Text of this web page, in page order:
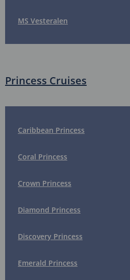
MS Vesteralen
Princess Cruises
Caribbean Princess
Coral Princess
Crown Princess
Diamond Princess
Discovery Princess
Emerald Princess